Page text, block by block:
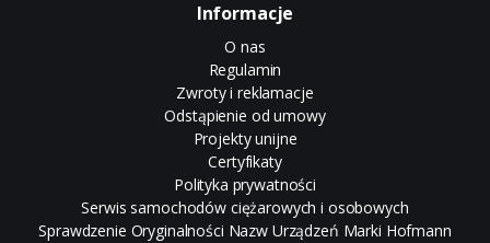
Informacje
O nas
Regulamin
Zwroty i reklamacje
Odstąpienie od umowy
Projekty unijne
Certyfikaty
Polityka prywatności
Serwis samochodów ciężarowych i osobowych
Sprawdzenie Oryginalności Nazw Urządzeń Marki Hofmann